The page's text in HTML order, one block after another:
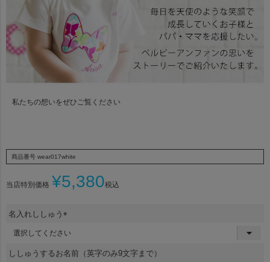
私たちの想いをぜひご覧ください
商品番号 wear017white
当店特別価格 ¥5,380税込
名入れししゅう
須
ししゅうするお名前（英字のみ9文字まで）